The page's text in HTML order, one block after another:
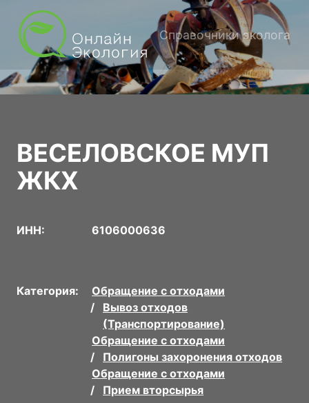
Справочники эколога
ВЕСЕЛОВСКОЕ МУП
ЖКХ
ИНН: 6106000636
Категория:
Обращение с отходами
Вывоз отходов
(Транспортирование)
Обращение с отходами
Полигоны захоронения отходов
Обращение с отходами
Прием вторсырья